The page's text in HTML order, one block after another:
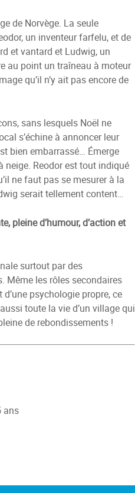
de Norvège. La seule
un inventeur farfelu, et de
et vantard et Ludwig, un
au point un traîneau à moteur
qu’il n’y ait pas encore de
sans lesquels Noël ne
s’échine à annoncer leur
bien embarrassé… Émerge
neige. Reodor est tout indiqué
ne faut pas se mesurer à la
serait tellement content…
pleine d’humour, d’action et
surtout par des
Même les rôles secondaires
psychologie propre, ce
toute la vie d’un village qui
de rebondissements !
ans